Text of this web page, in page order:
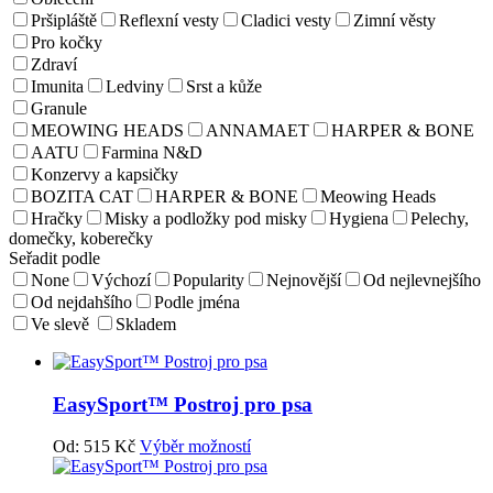
Pršipláště
Reflexní vesty Cladici vesty
Zimní věsty
Pro kočky
Zdraví
Imunita
Ledviny
Srst a kůže
Granule
MEOWING HEADS
ANNAMAET
HARPER & BONE
AATU
Farmina N&D
Konzervy a kapsičky
BOZITA CAT
HARPER & BONE
Meowing Heads
Hračky
Misky a podložky pod misky Hygiena
Pelechy,
domečky, koberečky
Seřadit podle
None
Výchozí Popularity Nejnovější
Od nejlevnejšího
Od nejdahšího
Podle jména
Ve slevě
Skladem
EasySport™ Postroj pro psa
Od: 515 Kč Výběr možností